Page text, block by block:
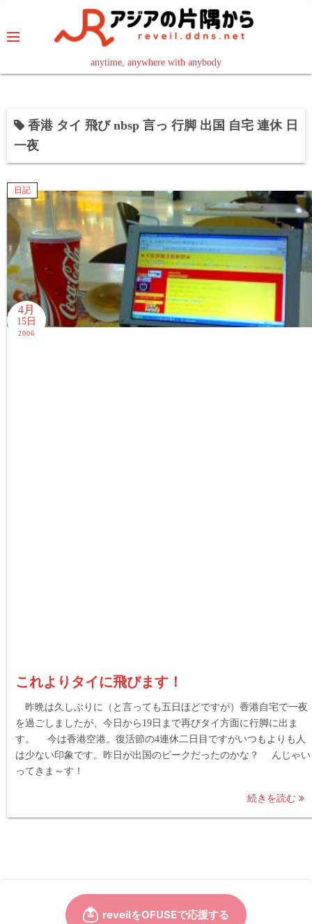
テ
anytime, anywhere with anybody
read in your language
香港 タイ 飛び nbsp 言っ 行脚 出国 自宅 連休 日
一夜
日記
4月
15日
2006
これよりタイに飛びます！
昨晩は久しぶりに（と言っても五日ほどですが）香港自宅で一夜
を過ごしましたが、今日から19日まで再びタイ方面に行脚に出ま
す。 今は香港空港。復活節の4連休二日目ですがいつもよりも人
は少ない印象です。昨日が出国のピークだったのかな？ んじゃい
ってきま～す！
続きを読む